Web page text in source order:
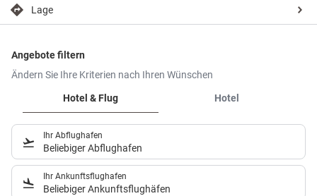
Lage
Angebote filtern
Ändern Sie Ihre Kriterien nach Ihren Wünschen
Hotel & Flug
Hotel
Ihr Abflughafen
Beliebiger Abflughafen
Ihr Ankunftsflughafen
Beliebiger Ankunftsflughäfen